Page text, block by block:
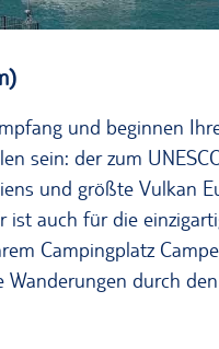
und beginnen
sein: der zum
und größte Vulkan
auch für die
Campingplatz
Wanderungen durch